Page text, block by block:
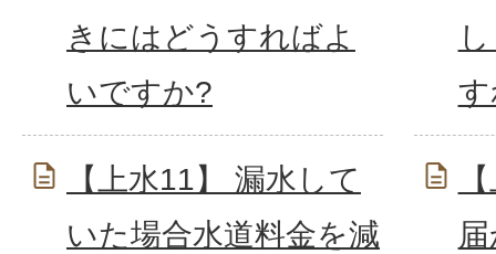
きにはどうすればよ
いですか?
【上水11】 漏水して
いた場合水道料金を減